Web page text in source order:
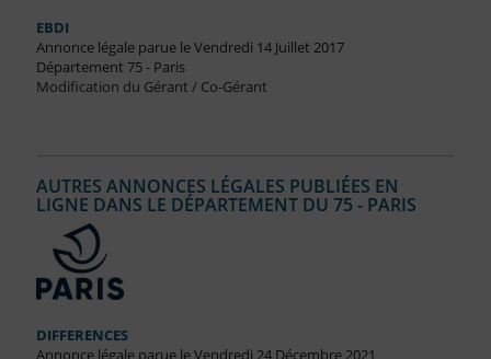
EBDI
Annonce légale parue le Vendredi 14 Juillet 2017
Département 75 - Paris
Modification du Gérant / Co-Gérant
AUTRES ANNONCES LÉGALES PUBLIÉES EN
LIGNE DANS LE DÉPARTEMENT DU 75 - PARIS
DIFFERENCES
Annonce légale parue le Vendredi 24 Décembre 2021